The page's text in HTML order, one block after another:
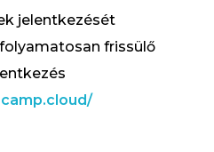
jelentkezését
frissülő